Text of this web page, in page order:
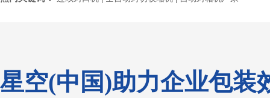
星空(中国)助力企业包装